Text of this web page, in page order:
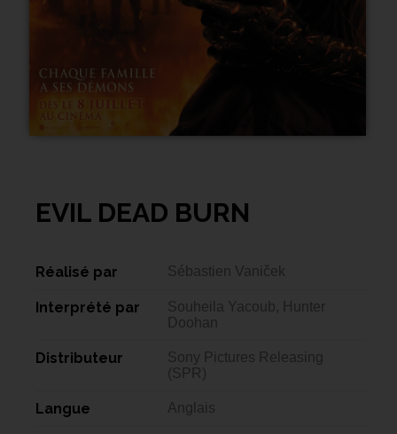
EVIL DEAD BURN
Réalisé par Sébastien Vaniček
Interprété par
Souheila Yacoub, Hunter
Doohan
Distributeur
Sony Pictures Releasing
(SPR)
Langue Anglais